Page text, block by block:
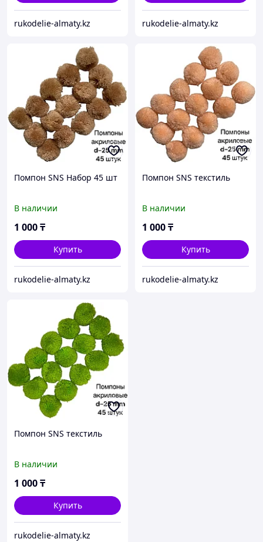
rukodelie-almaty.kz rukodelie-almaty.kz
Помпон SNS Набор 45 шт
В наличии
1 000₸
Купить
rukodelie-almaty.kz
Помпон SNS текстиль
В наличии
1 000₸
Купить
rukodelie-almaty.kz
Помпон SNS текстиль
В наличии
1 000₸
Купить
rukodelie-almaty.kz